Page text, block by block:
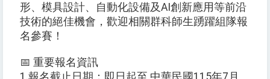
形、模具設計、自動化設備及AI創新應用等前沿
技術的絕佳機會，歡迎相關群科師生踴躍組隊報
名參賽！
📅 重要報名資訊